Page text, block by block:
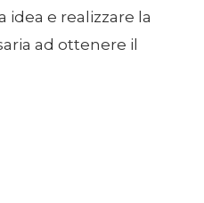
idea e realizzare la
ad ottenere il